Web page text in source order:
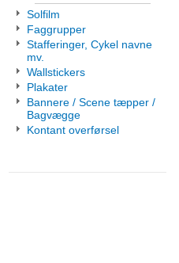
Solfilm
Faggrupper
Stafferinger, Cykel navne
mv.
Wallstickers
Plakater
Bannere / Scene tæpper /
Bagvægge
Kontant overførsel